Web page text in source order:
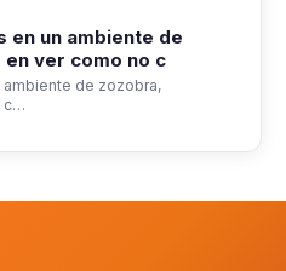
en un ambiente de
ver como no c
ambiente de zozobra,
c…